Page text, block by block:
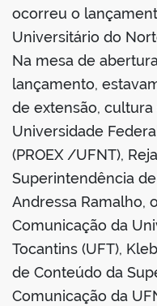
ocorreu o
Universitário do
Na mesa de
lançamento,
de extensão,
Universidade
(PROEX /UFNT),
Superintendência
Andressa Ramalho,
Comunicação da
Tocantins (UFT),
de Conteúdo da
Comunicação da